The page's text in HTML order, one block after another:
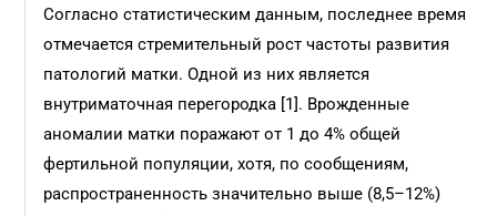
Согласно статистическим данным, последнее время
отмечается стремительный рост частоты развития
патологий матки. Одной из них является
внутриматочная перегородка [1]. Врожденные
аномалии матки поражают от 1 до 4% общей
фертильной популяции, хотя, по сообщениям,
распространенность значительно выше (8,5–12%)